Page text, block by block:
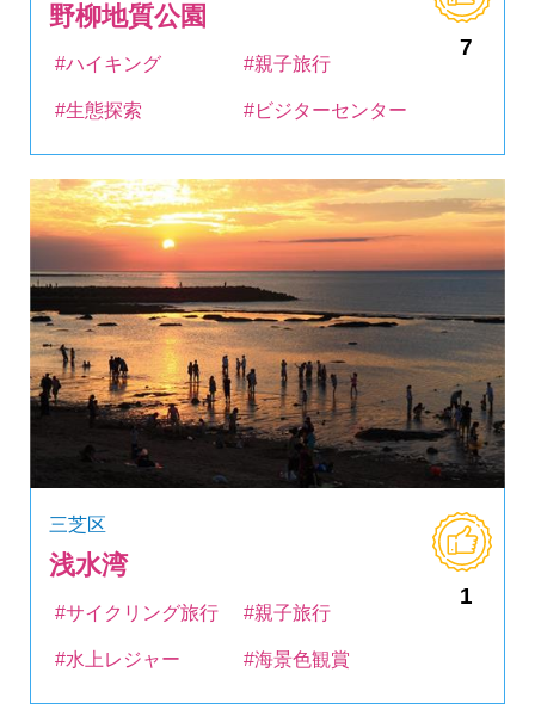
野柳地質公園
7
#ハイキング #親子旅行
#生態探索 #ビジターセンター
三芝区
浅水湾
1
#サイクリング旅行 #親子旅行
#水上レジャー #海景色観賞